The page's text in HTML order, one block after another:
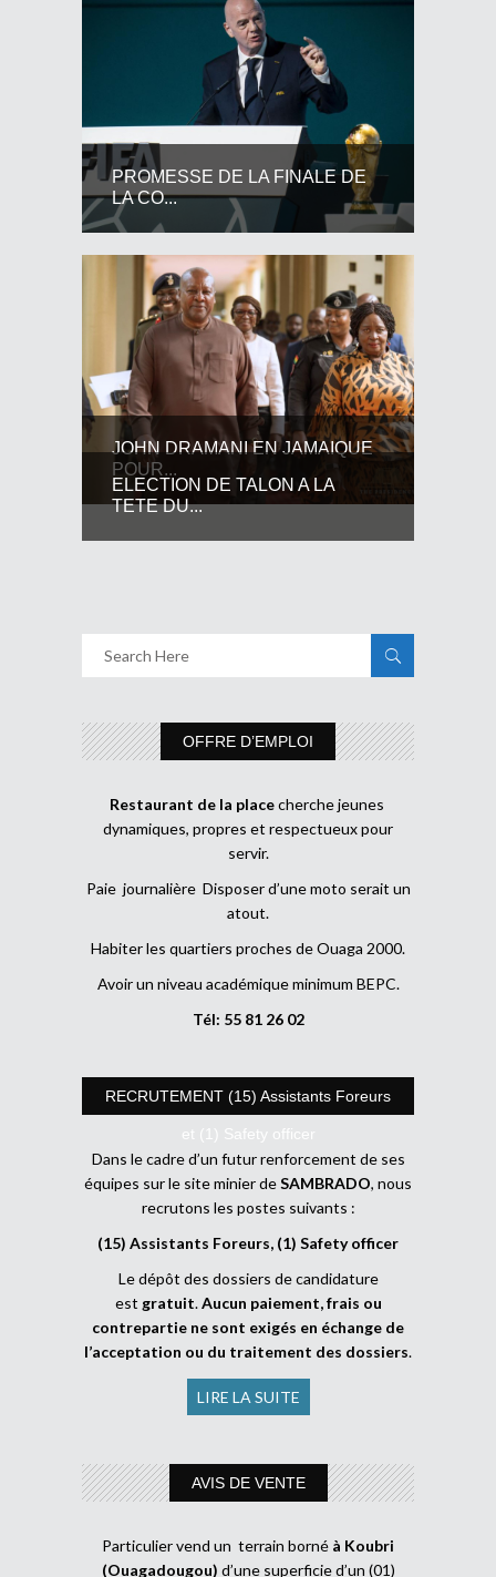
PROMESSE DE LA FINALE DE
LA CO...
JOHN DRAMANI EN JAMAIQUE
POUR...
ELECTION DE TALON A LA
TETE DU...
OFFRE D’EMPLOI
Restaurant de la placecherche jeunes
dynamiques, propres et respectueux pour
servir.
Paie journalière Disposer d’une moto serait un
atout.
Habiter les quartiers proches de Ouaga 2000.
Avoir un niveau académique minimum BEPC.
Tél: 55 81 26 02
RECRUTEMENT (15) Assistants Foreurs
et (1) Safety officer
Dans le cadre d’un futur renforcement de ses
équipes sur le site minier deSAMBRADO, nous
recrutons les postes suivants :
(15) Assistants Foreurs, (1) Safety officer
Le dépôt des dossiers de candidature
est gratuit.Aucun paiement, frais ou
contrepartie ne sont exigés en échange de
l’acceptation ou du traitement des dossiers.
LIRE LA SUITE
AVIS DE VENTE
Particulier vend un terrain borné à Koubri
(Ouagadougou) d’une superficie d’un (01)